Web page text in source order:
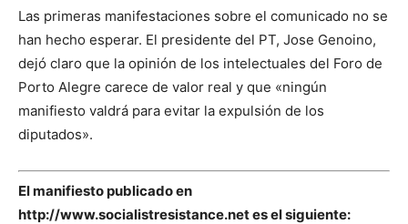
Las primeras manifestaciones sobre el comunicado no se
han hecho esperar. El presidente del PT, Jose Genoino,
dejó claro que la opinión de los intelectuales del Foro de
Porto Alegre carece de valor real y que «ningún
manifiesto valdrá para evitar la expulsión de los
diputados».
El manifiesto publicado en
http://www.socialistresistance.net es el siguiente: